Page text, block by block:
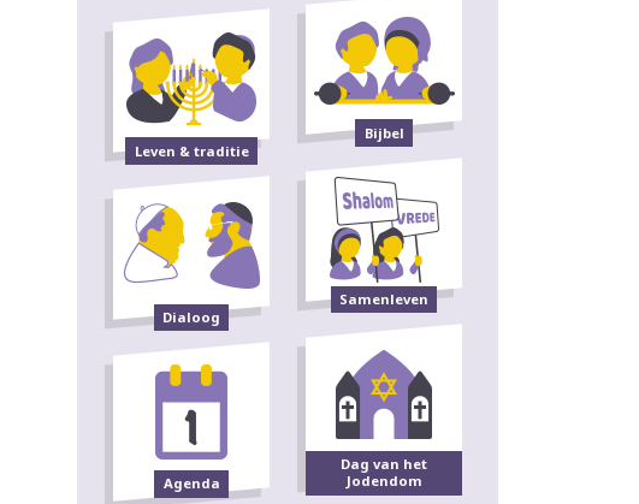
Leven & traditie
Bijbel
Dialoog
Samenleven
Agenda
Dag van het
Jodendom